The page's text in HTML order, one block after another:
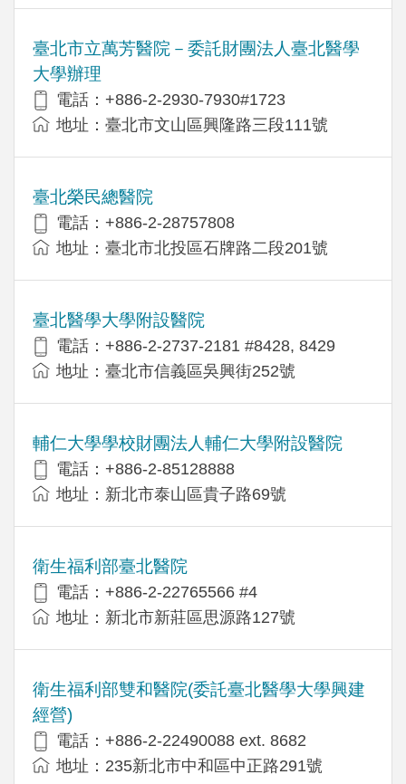
臺北市立萬芳醫院－委託財團法人臺北醫學
大學辦理
電話：+886-2-2930-7930#1723
地址：臺北市文山區興隆路三段111號
臺北榮民總醫院
電話：+886-2-28757808
地址：臺北市北投區石牌路二段201號
臺北醫學大學附設醫院
電話：+886-2-2737-2181 #8428, 8429
地址：臺北市信義區吳興街252號
輔仁大學學校財團法人輔仁大學附設醫院
電話：+886-2-85128888
地址：新北市泰山區貴子路69號
衛生福利部臺北醫院
電話：+886-2-22765566 #4
地址：新北市新莊區思源路127號
衛生福利部雙和醫院(委託臺北醫學大學興建
經營)
電話：+​886-2-22490088 ext. 8682
地址：​235新北市中和區中正路291號